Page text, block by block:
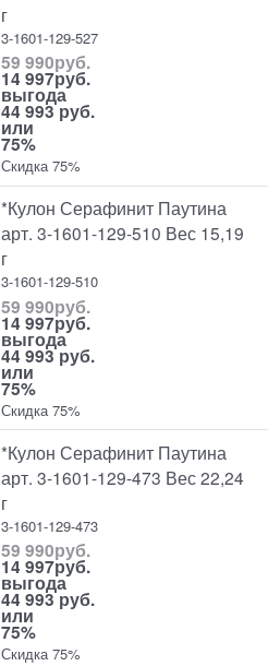
г
3-1601-129-527
59 990руб.
14 997руб.
выгода
44 993 руб.
или
75%
Скидка 75%
*Кулон Серафинит Паутина
арт. 3-1601-129-510 Вес 15,19
г
3-1601-129-510
59 990руб.
14 997руб.
выгода
44 993 руб.
или
75%
Скидка 75%
*Кулон Серафинит Паутина
арт. 3-1601-129-473 Вес 22,24
г
3-1601-129-473
59 990руб.
14 997руб.
выгода
44 993 руб.
или
75%
Скидка 75%